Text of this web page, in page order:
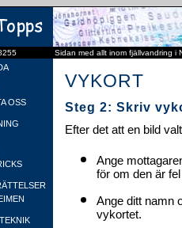
Sidan med allt inom fjällvandring i
OSS
VYKORT
Steg 2: Skriv
Efter det att en bild
Ange
för om den är
Ange ditt namn
vykortet.